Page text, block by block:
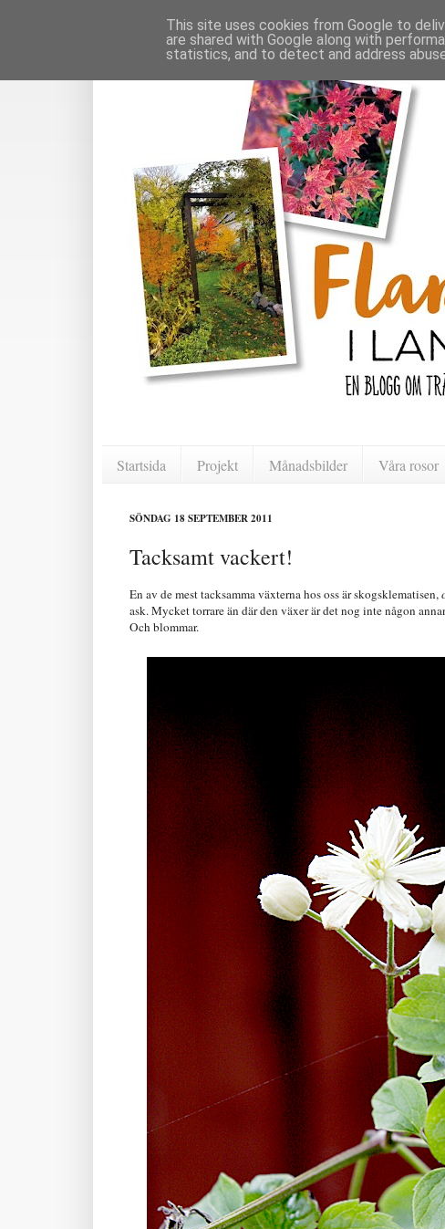
Startsida Projekt Månadsbilder Våra rosor
SÖNDAG 18 SEPTEMBER 2011
Tacksamt vackert!
En av de mest tacksamma växterna hos oss är skogsklematisen,
ask. Mycket torrare än där den växer är det nog inte någon
Och blommar.
This site uses cookies from Google to
are shared with Google along with
statistics, and to detect and address